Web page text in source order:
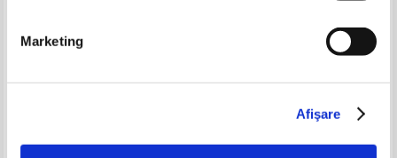
Marketing
Afişare
Adaugă în coș
Barbu Stefanescu Delavrancea -
Opere (volumul 5)
Lei
Adaugă în coș